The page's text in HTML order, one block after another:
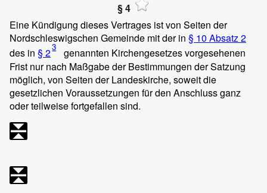
§ 4
Eine Kündigung dieses Vertrages ist von Seiten der
Nordschleswigschen Gemeinde mit der in § 10 Absatz 2
des in § 23
genannten Kirchengesetzes vorgesehenen
Frist nur nach Maßgabe der Bestimmungen der Satzung
möglich, von Seiten der Landeskirche, soweit die
gesetzlichen Voraussetzungen für den Anschluss ganz
oder teilweise fortgefallen sind.